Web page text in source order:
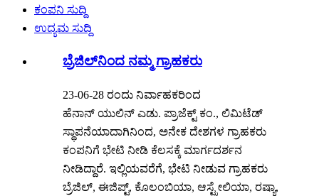
ಕಂಪನಿ ಸುದ್ದಿ
ಉದ್ಯಮ ಸುದ್ದಿ
ಬ್ರೆಜಿಲ್‌ನಿಂದ ನಮ್ಮ ಗ್ರಾಹಕರು
23-06-28 ರಂದು ನಿರ್ವಾಹಕರಿಂದ
ಹೆನಾನ್ ಯುಲಿನ್ ಎಡು. ಪ್ರಾಜೆಕ್ಟ್ ಕಂ., ಲಿಮಿಟೆಡ್
ಸ್ಥಾಪನೆಯಾದಾಗಿನಿಂದ, ಅನೇಕ ದೇಶಗಳ ಗ್ರಾಹಕರು
ಕಂಪನಿಗೆ ಭೇಟಿ ನೀಡಿ ಕೆಲಸಕ್ಕೆ ಮಾರ್ಗದರ್ಶನ
ನೀಡಿದ್ದಾರೆ. ಇಲ್ಲಿಯವರೆಗೆ, ಭೇಟಿ ನೀಡುವ ಗ್ರಾಹಕರು
ಬ್ರೆಜಿಲ್, ಈಜಿಪ್ಟ್, ಕೊಲಂಬಿಯಾ, ಆಸ್ಟ್ರೇಲಿಯಾ, ರಷ್ಯಾ,